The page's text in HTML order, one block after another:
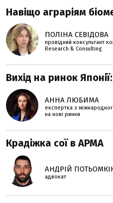
Навіщо аграріям
ПОЛІНА СЕВІДОВА
провідний консультант
Research & Consulting
Вихід на ринок
АННА ЛЮБИМА
експертка з
на нові ринки
Крадіжка сої в АРМА
АНДРІЙ
адвокат